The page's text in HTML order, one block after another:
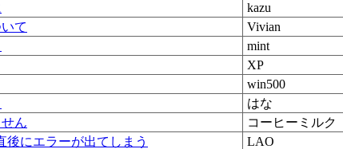
kazu
て Vivian
mint
XP
win500
はな
ん コーヒーミルク
後にエラーが出てしまう LAO